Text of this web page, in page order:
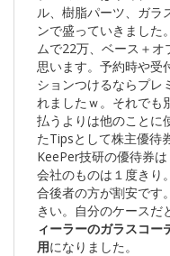
ル、樹脂パーツ、ガラ
ンで盛っていきました
ムで22万、ベース＋
思います。予約時や受
ションつけるならプレ
れましたｗ。それでも
払うよりは他のことに
たTipsとして株主優待
KeePer技研の優待券
会社のものは１度きり
合後者の方が割安です
きい。自分のケースだ
ィーラーのガラスコ
用になりました。